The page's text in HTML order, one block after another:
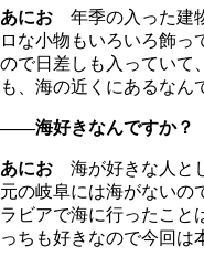
あにお 年季の入った建
ロな小物もいろいろ飾っ
ので日差しも入っていて
も、海の近くにあるなん
――海好きなんですか？
あにお 海が好きな人と
元の岐阜には海がないの
ラビアで海に行ったこと
っちも好きなので今回は